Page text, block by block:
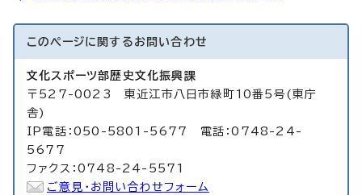
このページに関する お問い合わせ
文化スポーツ部歴史文化振興課
〒527-0023 東近江市八日市緑町10番5号(東庁
舎)
IP電話：050-5801-5677 電話：0748-24-
5677
ファクス：0748-24-5571
ご意見・お問い合わせフォーム